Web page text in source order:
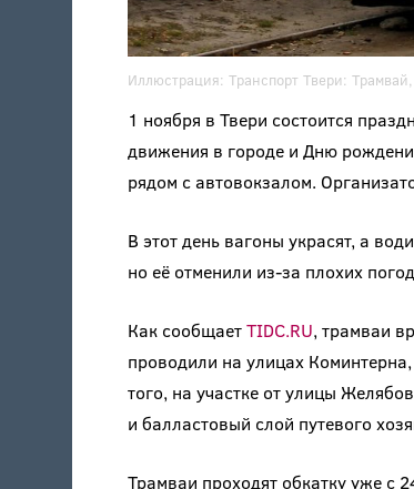
Иллюстрация: Транспорт Твери:
1 ноября в Твери состоится
движения в городе и Дню
рядом с автовокзалом.
В этот день вагоны украсят, а
но её отменили из-за плохих
Как сообщаетTIDC.RU, трамваи
проводили на улицах
того, на участке от улицы
и балластовый слой путевого
Трамваи проходят обкатку уже с